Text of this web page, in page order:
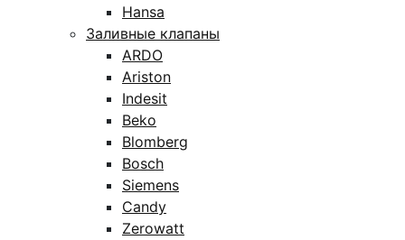
Hansa
Заливные клапаны
ARDO
Ariston
Indesit
Beko
Blomberg
Bosch
Siemens
Candy
Zerowatt